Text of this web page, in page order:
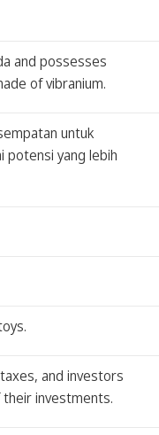
and possesses
of vibranium.
untuk
potensi yang lebih
and investors
investments.